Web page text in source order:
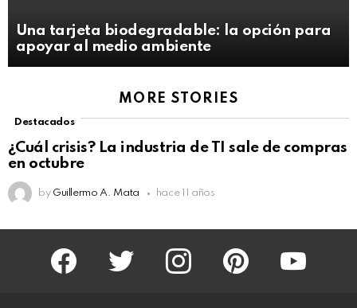
Una tarjeta biodegradable: la opción para
apoyar al medio ambiente
MORE STORIES
Destacados
¿Cuál crisis? La industria de TI sale de compras
en octubre
by Guillermo A. Mata hace 11 años
facebook twitter instagram pinterest youtube